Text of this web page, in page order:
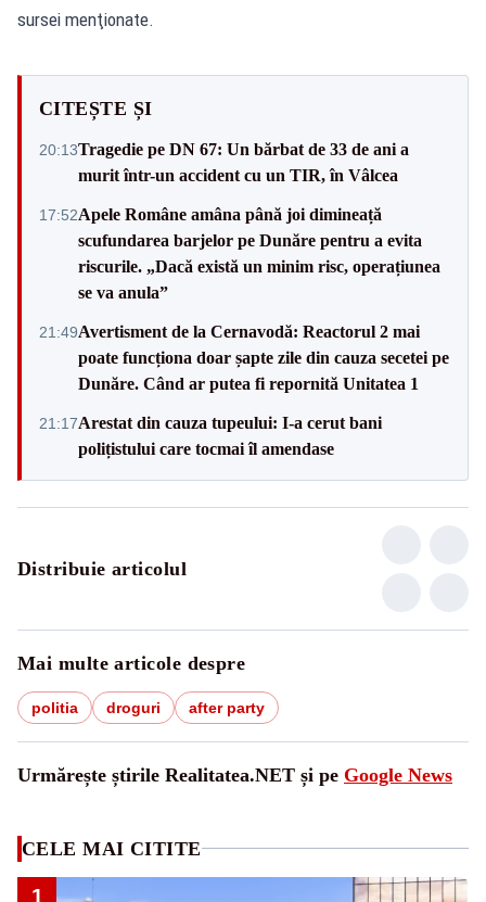
sursei menţionate.
CITEȘTE ȘI
20:13Tragedie pe DN 67: Un bărbat de 33 de ani a
murit într-un accident cu un TIR, în Vâlcea
17:52Apele Române amâna până joi dimineață
scufundarea barjelor pe Dunăre pentru a evita
riscurile. „Dacă există un minim risc, operațiunea
se va anula”
21:49Avertisment de la Cernavodă: Reactorul 2 mai
poate funcționa doar șapte zile din cauza secetei pe
Dunăre. Când ar putea fi repornită Unitatea 1
21:17Arestat din cauza tupeului: I-a cerut bani
polițistului care tocmai îl amendase
Distribuie articolul
Mai multe articole despre
politia droguri after party
Urmărește știrile Realitatea.NET și pe Google News
CELE MAI CITITE
1